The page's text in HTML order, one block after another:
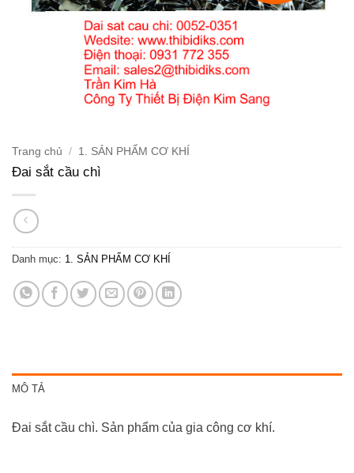
Trang chủ / 1. SẢN PHẨM CƠ KHÍ
Đai sắt cầu chì
Danh mục: 1. SẢN PHẨM CƠ KHÍ
MÔ TẢ
Đai sắt cầu chì. Sản phẩm của gia công cơ khí.